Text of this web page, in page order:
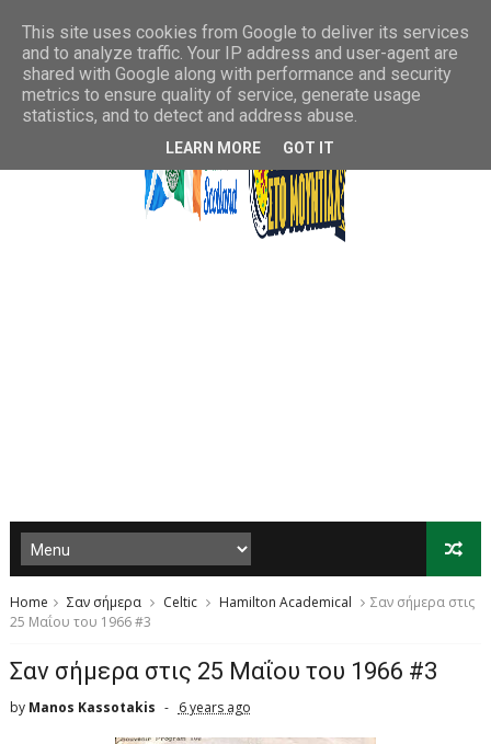
Home Σαν σήμερα Celtic Hamilton Academical
Σαν σήμερα στις
25 Μαΐου του 1966 #3
Σαν σήμερα στις 25 Μαΐου του 1966 #3
by Manos Kassotakis 6 years ago
This site uses cookies from Google to deliver its services
and to analyze traffic. Your IP address and user-agent are
shared with Google along with performance and security
metrics to ensure quality of service, generate usage
statistics, and to detect and address abuse.
LEARN MORE GOT IT